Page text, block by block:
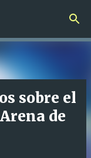
sobre el
de